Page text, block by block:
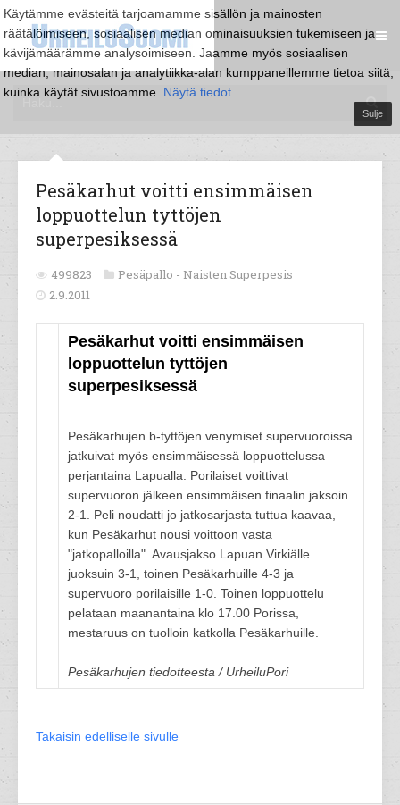
Käytämme evästeitä tarjoamamme sisällön ja mainosten
räätälöimiseen, sosiaalisen median ominaisuuksien tukemiseen ja
kävijämäärämme analysoimiseen. Jaamme myös sosiaalisen
median, mainosalan ja analytiikka-alan kumppaneillemme tietoa siitä,
kuinka käytät sivustoamme. Näytä tiedot
Sulje
Pesäkarhut voitti ensimmäisen
loppuottelun tyttöjen
superpesiksessä
499823 Pesäpallo - Naisten Superpesis
2.9.2011
Pesäkarhut voitti ensimmäisen
loppuottelun tyttöjen
superpesiksessä
Pesäkarhujen b-tyttöjen venymiset supervuoroissa
jatkuivat myös ensimmäisessä loppuottelussa
perjantaina Lapualla. Porilaiset voittivat
supervuoron jälkeen ensimmäisen finaalin jaksoin
2-1. Peli noudatti jo jatkosarjasta tuttua kaavaa,
kun Pesäkarhut nousi voittoon vasta
"jatkopalloilla". Avausjakso Lapuan Virkiälle
juoksuin 3-1, toinen Pesäkarhuille 4-3 ja
supervuoro porilaisille 1-0. Toinen loppuottelu
pelataan maanantaina klo 17.00 Porissa,
mestaruus on tuolloin katkolla Pesäkarhuille.
Pesäkarhujen tiedotteesta / UrheiluPori
Takaisin edelliselle sivulle